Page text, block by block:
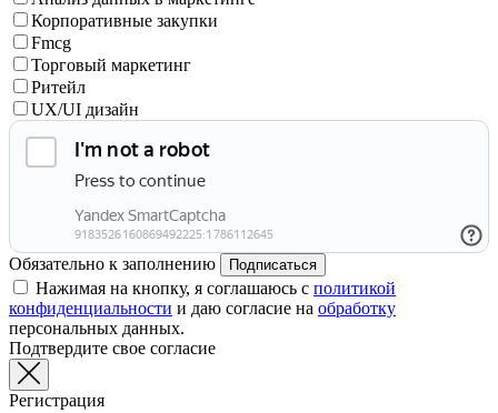
Корпоративные закупки
Fmcg
Торговый маркетинг
Ритейл
UX/UI дизайн
Обязательно к заполнению Подписаться
Нажимая на кнопку, я соглашаюсь с политикой
конфиденциальности и даю согласие на обработку
персональных данных.
Подтвердите свое согласие
Регистрация